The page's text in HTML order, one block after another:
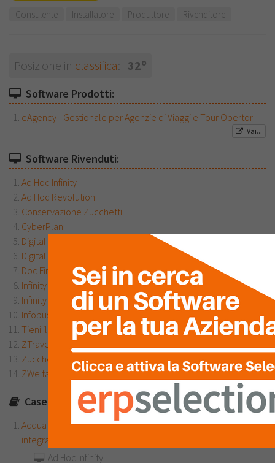
Consulente
Installatore Produttore Rivenditore
Posizione in classifica: 32o
Software Prodotti:
eAgency - Gestionale per Agenzie di Viaggi e Tour Opertor
Vai...
Software Rivenduti:
Ad Hoc Infinity
Ad Hoc Revolution
Conservazione Zucchetti
CyberPlan
Digital CFO
Digital Hub
Doc Finance
Infinity CRM
Infinity DMS
Infobusiness
Tieni il Conto
ZTravel
Zucchetti HR
ZWelfare
Case History:
Acqua dell'Elba srl - Un sistema integrato per un’azienda
integrata
Ad Hoc Infinity